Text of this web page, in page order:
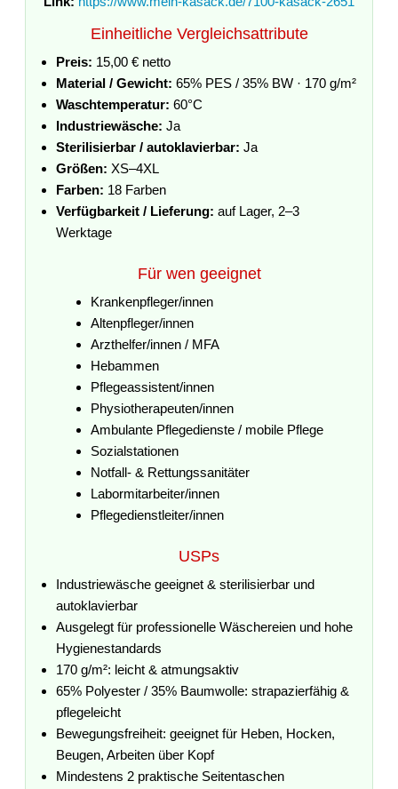
Einheitliche Vergleichsattribute
Preis: 15,00 € netto
Material / Gewicht: 65% PES / 35% BW · 170 g/m²
Waschtemperatur: 60°C
Industriewäsche: Ja
Sterilisierbar / autoklavierbar: Ja
Größen: XS–4XL
Farben: 18 Farben
Verfügbarkeit / Lieferung: auf Lager, 2–3
Werktage
Für wen geeignet
Krankenpfleger/innen
Altenpfleger/innen
Arzthelfer/innen / MFA
Hebammen
Pflegeassistent/innen
Physiotherapeuten/innen
Ambulante Pflegedienste / mobile Pflege
Sozialstationen
Notfall- & Rettungssanitäter
Labormitarbeiter/innen
Pflegedienstleiter/innen
USPs
Industriewäsche geeignet & sterilisierbar und
autoklavierbar
Ausgelegt für professionelle Wäschereien und hohe
Hygienestandards
170 g/m²: leicht & atmungsaktiv
65% Polyester / 35% Baumwolle: strapazierfähig &
pflegeleicht
Bewegungsfreiheit: geeignet für Heben, Hocken,
Beugen, Arbeiten über Kopf
Mindestens 2 praktische Seitentaschen